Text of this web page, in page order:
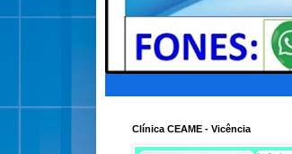
Clínica CEAME - Vicência